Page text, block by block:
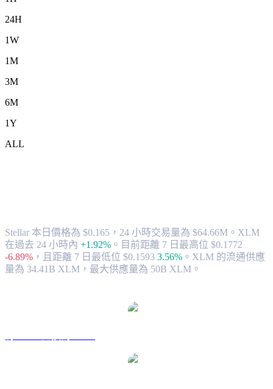
24H
1W
1M
3M
6M
1Y
ALL
Stellar 本日價格為 $0.165，24 小時交易量為 $64.66M。XLM
在過去 24 小時內 +1.92% 。 目前距離 7 日最高位 $0.1772
-6.89% ， 且距離 7 日最低位 $0.1593 3.56% 。 XLM 的流通供應
量為 34.41B XLM，最大供應量為 50B XLM。